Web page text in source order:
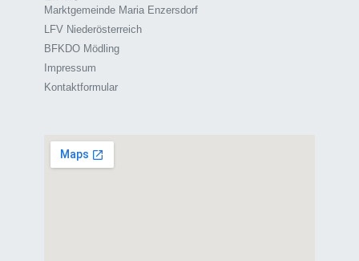
Marktgemeinde Maria Enzersdorf
LFV Niederösterreich
BFKDO Mödling
Impressum
Kontaktformular